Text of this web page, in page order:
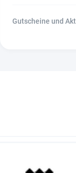
Gutscheine und